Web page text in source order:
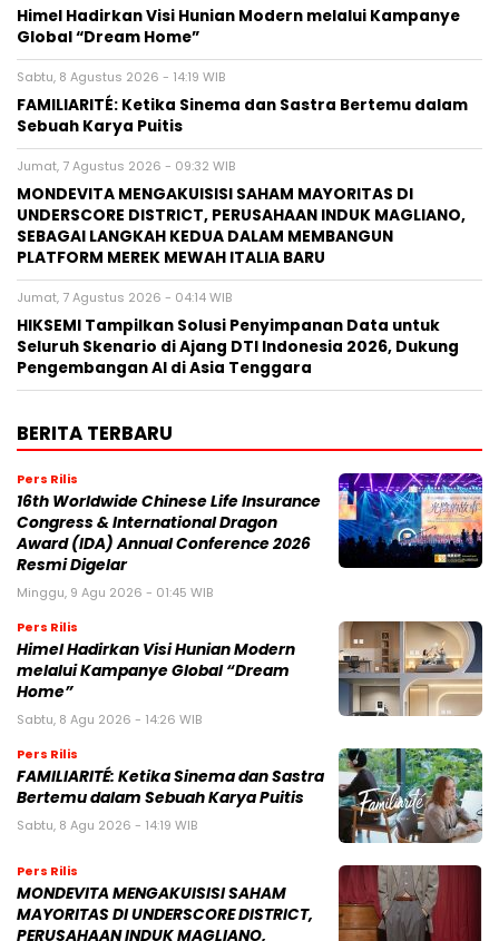
Himel Hadirkan Visi Hunian Modern melalui Kampanye
Global “Dream Home”
Sabtu, 8 Agustus 2026 - 14:19 WIB
FAMILIARITÉ: Ketika Sinema dan Sastra Bertemu dalam
Sebuah Karya Puitis
Jumat, 7 Agustus 2026 - 09:32 WIB
MONDEVITA MENGAKUISISI SAHAM MAYORITAS DI
UNDERSCORE DISTRICT, PERUSAHAAN INDUK MAGLIANO,
SEBAGAI LANGKAH KEDUA DALAM MEMBANGUN
PLATFORM MEREK MEWAH ITALIA BARU
Jumat, 7 Agustus 2026 - 04:14 WIB
HIKSEMI Tampilkan Solusi Penyimpanan Data untuk
Seluruh Skenario di Ajang DTI Indonesia 2026, Dukung
Pengembangan AI di Asia Tenggara
BERITA TERBARU
Pers Rilis
16th Worldwide Chinese Life Insurance
Congress & International Dragon
Award (IDA) Annual Conference 2026
Resmi Digelar
Minggu, 9 Agu 2026 - 01:45 WIB
Pers Rilis
Himel Hadirkan Visi Hunian Modern
melalui Kampanye Global “Dream
Home”
Sabtu, 8 Agu 2026 - 14:26 WIB
Pers Rilis
FAMILIARITÉ: Ketika Sinema dan Sastra
Bertemu dalam Sebuah Karya Puitis
Sabtu, 8 Agu 2026 - 14:19 WIB
Pers Rilis
MONDEVITA MENGAKUISISI SAHAM
MAYORITAS DI UNDERSCORE DISTRICT,
PERUSAHAAN INDUK MAGLIANO,